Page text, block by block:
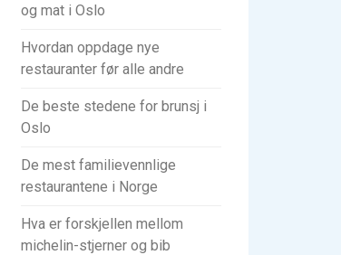
og mat i Oslo
Hvordan oppdage nye
restauranter før alle andre
De beste stedene for brunsj i
Oslo
De mest familievennlige
restaurantene i Norge
Hva er forskjellen mellom
michelin-stjerner og bib